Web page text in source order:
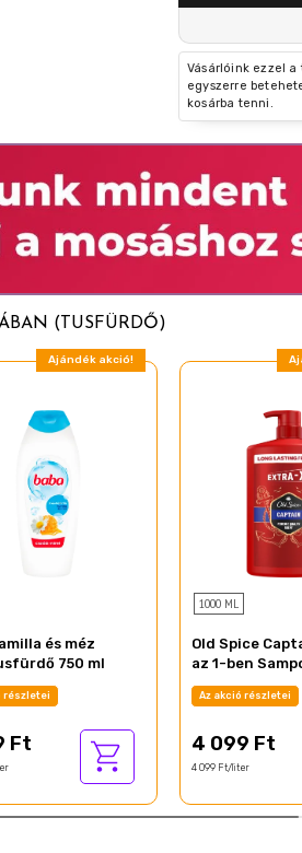
Vásárlóink ezzel
egyszerre
kosárba tenni.
(TUSFÜRDŐ)
Ajándék akció!
és méz
750 ml
részletei
Ft
1000 ML
Old Spice
az 1-ben
Tusfürdő, 1000
Az akció részletei
4 099 Ft
4 099 Ft/liter